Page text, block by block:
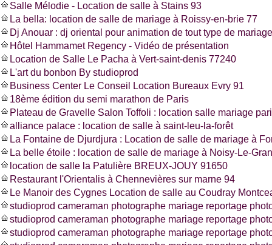
Salle Mélodie - Location de salle à Stains 93
La bella: location de salle de mariage à Roissy-en-brie 77
Dj Anouar : dj oriental pour animation de tout type de mariage
Hôtel Hammamet Regency - Vidéo de présentation
Location de Salle Le Pacha à Vert-saint-denis 77240
L'art du bonbon By studioprod
Business Center Le Conseil Location Bureaux Evry 91
18ème édition du semi marathon de Paris
Plateau de Gravelle Salon Toffoli : location salle mariage
alliance palace : location de salle à saint-leu-la-forêt
La Fontaine de Djurdjura : Location de salle de mariage à
La belle étoile : location de salle de mariage à Noisy-Le-
location de salle la Patulière BREUX-JOUY 91650
Restaurant l'Orientalis à Chennevières sur marne 94
Le Manoir des Cygnes Location de salle au Coudray
studioprod cameraman photographe mariage reportage
studioprod cameraman photographe mariage reportage
studioprod cameraman photographe mariage reportage